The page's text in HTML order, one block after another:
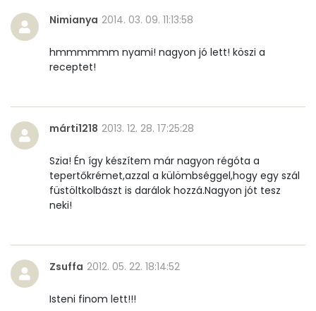
Összesen
Cukor
2 mg
Víz
Összesen 59.4 g
Vitaminok
A vitamin (RAE):
B6 vitamin:
Nimianya 2014. 03. 09. 11:13:58
hmmmmmm nyami! nagyon jó lett! köszi a
receptet!
márti1218 2013. 12. 28. 17:25:28
Szia! Én így készítem már nagyon régóta a
tepertőkrémet,azzal a külömbséggel,hogy egy szál
füstöltkolbászt is darálok hozzá.Nagyon jót tesz
neki!
Zsuffa 2012. 05. 22. 18:14:52
Isteni finom lett!!!